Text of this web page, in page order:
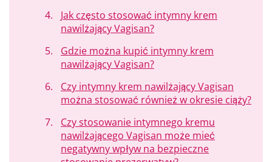
Jak często stosować intymny krem
nawilżający Vagisan?
Gdzie można kupić intymny krem
nawilżający Vagisan?
Czy intymny krem nawilżający Vagisan
można stosować również w okresie ciąży?
Czy stosowanie intymnego kremu
nawilżającego Vagisan może mieć
negatywny wpływ na bezpieczne